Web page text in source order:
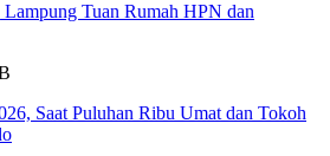
Tuan Rumah HPN dan
Saat Puluhan Ribu Umat dan Tokoh